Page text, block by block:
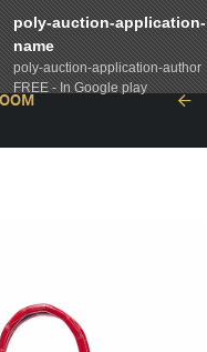
poly-auction-application-
name
poly-auction-application-author
FREE - In Google play